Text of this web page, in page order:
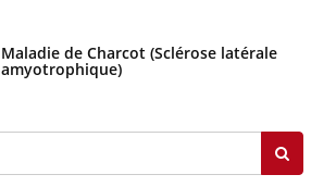
Maladie de Charcot (Sclérose latérale
amyotrophique)